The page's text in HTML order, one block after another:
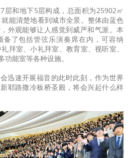
层和地下5层构成，总面积为25902㎡
就能清楚地看到城市全景。整体由蓝色
外观能够让人感觉到威严和气派。本
了包括管弦乐演奏席在内，可容纳
拜室、小礼拜室、教育室、视听室、
能室等各种设施。
迅速开展福音的此时此刻，作为世界
耶路撒冷板桥圣殿，将会兴起什么样